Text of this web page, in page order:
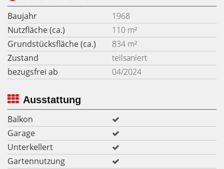
Baujahr
1968
Nutzfläche (ca.)
110 m²
Grundstücksfläche (ca.)
834 m²
Zustand
teilsaniert
bezugsfrei ab
04/2024
Ausstattung
Balkon
Garage
Unterkellert
Gartennutzung